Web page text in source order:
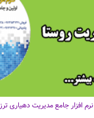
نرم افزار جامع مدیریت دهیاری ترز